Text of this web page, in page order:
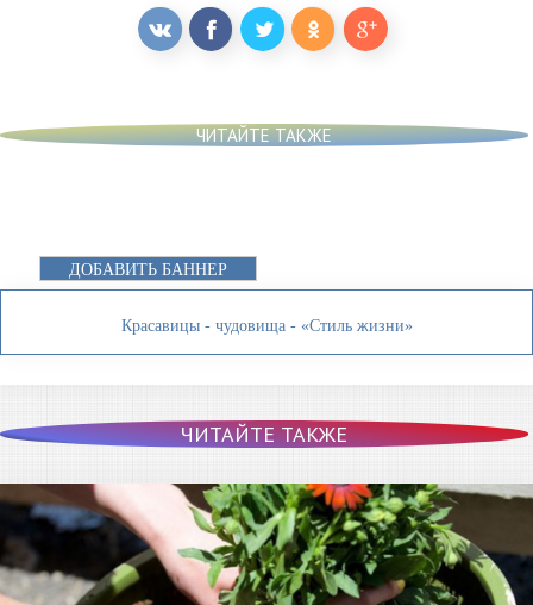
ЧИТАЙТЕ ТАКЖЕ
ДОБАВИТЬ БАННЕР
Красавицы - чудовища - «Стиль жизни»
ЧИТАЙТЕ ТАКЖЕ